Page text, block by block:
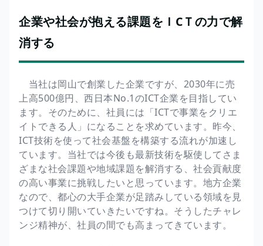
企業や社会が抱える課題をＩCＴの力で解
消する
当社は岡山で創業した企業ですが、2030年に売
上高500億円、西日本No.1のICT企業を目指してい
ます。そのために、社員には「ICTで事業をクリエ
イトできる人」になることを求めています。昨今、
ICT技術を使って社会基盤を構築する流れが加速し
ています。当社では今後も最新技術を駆使してさま
ざまな社会課題や地域課題を解消する、社会貢献度
の高い事業に挑戦したいと思っています。地方企業
なので、都心の大手企業が足踏みしている領域を見
つけて切り開いていきたいですね。そうしたチャレ
ンジ精神が、社員の間でも高まってきています。